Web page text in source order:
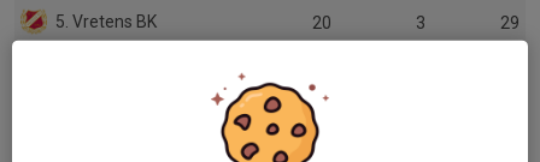
5. Vretens BK 20 3 29
20